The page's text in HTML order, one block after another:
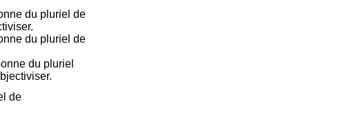
du pluriel de
du pluriel de
du pluriel
de